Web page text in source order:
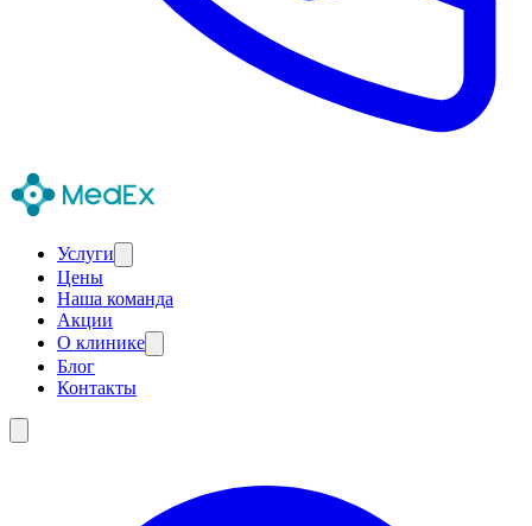
Услуги
Цены
Наша команда
Акции
О клинике
Блог
Контакты